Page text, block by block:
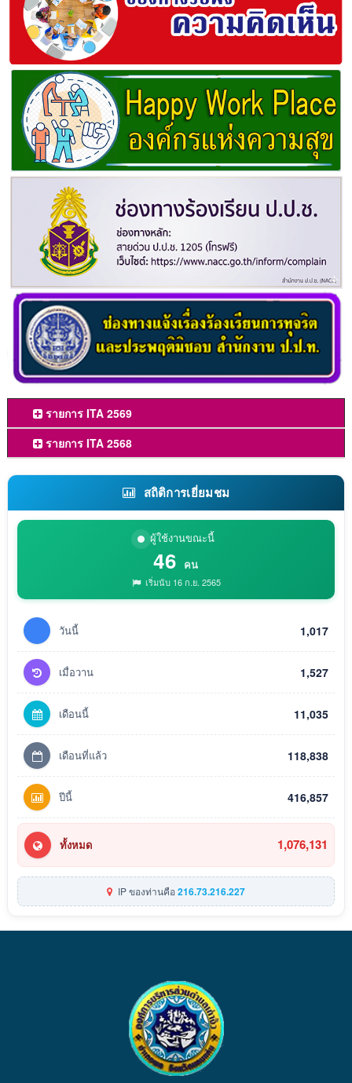
รายการ ITA 2569
รายการ ITA 2568
สถิติการเยี่ยมชม
ผู้ใช้งานขณะนี้
46 คน
เริ่มนับ 16 ก.ย. 2565
วันนี้ 1,017
เมื่อวาน 1,527
เดือนนี้ 11,035
เดือนที่แล้ว 118,838
ปีนี้ 416,857
ทั้งหมด 1,076,131
IP ของท่านคือ216.73.216.227